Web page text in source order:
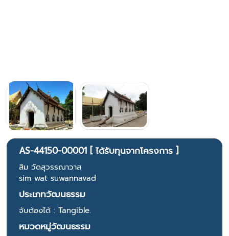
AS-44150-00001 [ ได้รับทุนจากโครงการ ]
สิม วัดสุวรรณาวาส
sim wat suwannavad
ประเภทวัฒนธรรม
จับต้องได้ : Tangible.
หมวดหมู่วัฒนธรรม